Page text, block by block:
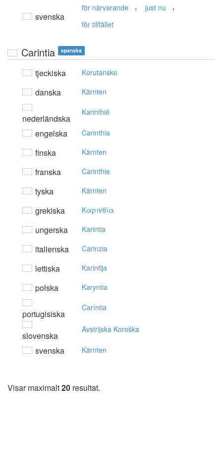
svenska
för närvarande , just nu ,
för tillfället
Carintia spanska
tjeckiska Korutansko
danska Kärnten
nederländska
Karinthië
engelska Carinthia
finska Kärnten
franska Carinthie
tyska Kärnten
grekiska Kαριvθία
ungerska Karintia
italienska Carinzia
lettiska Karintija
polska Karyntia
portugisiska
Caríntia
slovenska
Avstrijska Koroška
svenska Kärnten
Visar maximalt20 resultat.